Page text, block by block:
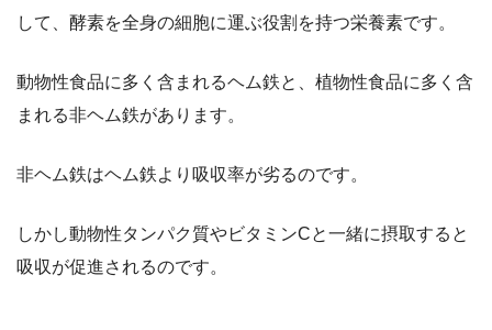
して、酵素を全身の細胞に運ぶ役割を持つ栄養素です。
動物性食品に多く含まれるヘム鉄と、植物性食品に多く含
まれる非ヘム鉄があります。
非ヘム鉄はヘム鉄より吸収率が劣るのです。
しかし動物性タンパク質やビタミンCと一緒に摂取すると
吸収が促進されるのです。